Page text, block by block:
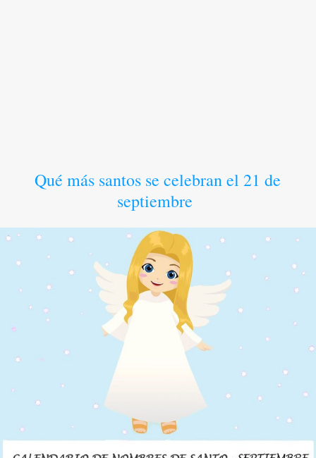
Qué más santos se celebran el 21 de
septiembre